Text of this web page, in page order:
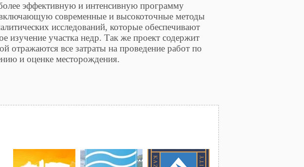
эффективную и интенсивную программу
современные и высокоточные методы
исследований, которые обеспечивают
изучение участка недр. Так же проект содержит
отражаются все затраты на проведение работ по
и оценке месторождения.